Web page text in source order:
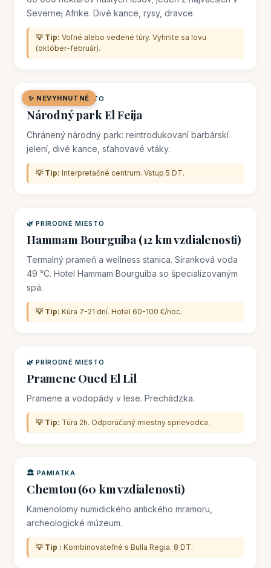
Severnej Afrike. Divé kance, rysy, dravce.
💡 Tip: Voľné alebo vedené túry. Vyhnite sa lovu
(október-február).
✨ NEVYHNUTNÉ
🌿 PRÍRODNÉ MIESTO
Národný park El Feija
Chránený národný park: reintrodukovaní barbárskí
jelení, divé kance, sťahovavé vtáky.
💡 Tip: Interpretačné centrum. Vstup 5 DT.
🌿 PRÍRODNÉ MIESTO
Hammam Bourguiba (12 km vzdialenosti)
Termalný prameň a wellness stanica. Síranková voda
49 °C. Hotel Hammam Bourguiba so špecializovaným
spá.
💡 Tip: Kúra 7-21 dní. Hotel 60-100 €/noc.
🌿 PRÍRODNÉ MIESTO
Pramene Oued El Lil
Pramene a vodopády v lese. Prechádzka.
💡 Tip: Túra 2h. Odporúčaný miestny sprievodca.
🏛️ PAMIATKA
Chemtou (60 km vzdialenosti)
Kamenolomy numidického antického mramoru,
archeologické múzeum.
💡 Tip : Kombinovateľné s Bulla Regia. 8 DT.